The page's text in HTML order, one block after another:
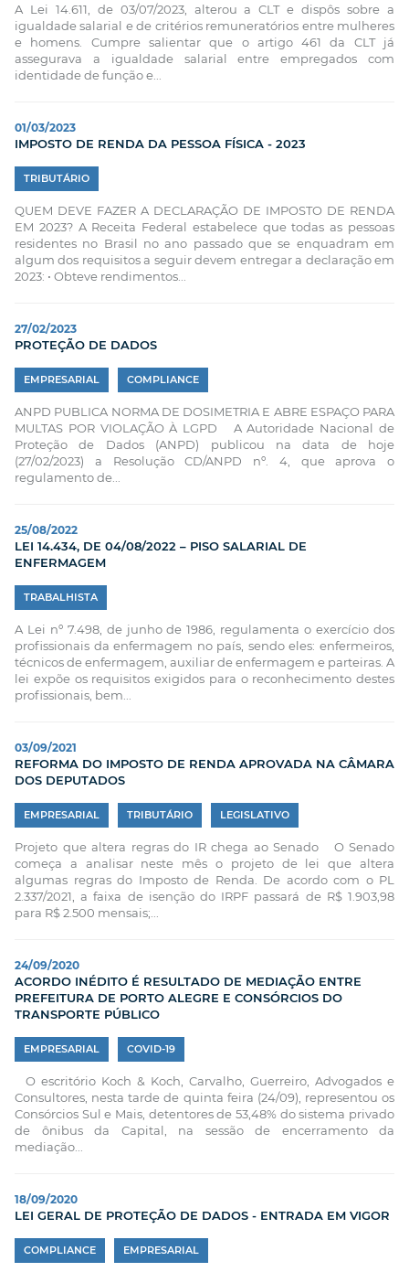
A Lei 14.611, de 03/07/2023, alterou a CLT e dispôs sobre a
igualdade salarial e de critérios remuneratórios entre mulheres
e homens. Cumpre salientar que o artigo 461 da CLT já
assegurava a igualdade salarial entre empregados com
identidade de função e...
01/03/2023
IMPOSTO DE RENDA DA PESSOA FÍSICA - 2023
TRIBUTÁRIO
QUEM DEVE FAZER A DECLARAÇÃO DE IMPOSTO DE RENDA
EM 2023? A Receita Federal estabelece que todas as pessoas
residentes no Brasil no ano passado que se enquadram em
algum dos requisitos a seguir devem entregar a declaração em
2023: • Obteve rendimentos...
27/02/2023
PROTEÇÃO DE DADOS
EMPRESARIAL COMPLIANCE
ANPD PUBLICA NORMA DE DOSIMETRIA E ABRE ESPAÇO PARA
MULTAS POR VIOLAÇÃO À LGPD A Autoridade Nacional de
Proteção de Dados (ANPD) publicou na data de hoje
(27/02/2023) a Resolução CD/ANPD nº. 4, que aprova o
regulamento de...
25/08/2022
LEI 14.434, DE 04/08/2022 – PISO SALARIAL DE
ENFERMAGEM
TRABALHISTA
A Lei nº 7.498, de junho de 1986, regulamenta o exercício dos
profissionais da enfermagem no país, sendo eles: enfermeiros,
técnicos de enfermagem, auxiliar de enfermagem e parteiras. A
lei expõe os requisitos exigidos para o reconhecimento destes
profissionais, bem...
03/09/2021
REFORMA DO IMPOSTO DE RENDA APROVADA NA CÂMARA
DOS DEPUTADOS
EMPRESARIAL TRIBUTÁRIO LEGISLATIVO
Projeto que altera regras do IR chega ao Senado O Senado
começa a analisar neste mês o projeto de lei que altera
algumas regras do Imposto de Renda. De acordo com o PL
2.337/2021, a faixa de isenção do IRPF passará de R$ 1.903,98
para R$ 2.500 mensais;...
24/09/2020
ACORDO INÉDITO É RESULTADO DE MEDIAÇÃO ENTRE
PREFEITURA DE PORTO ALEGRE E CONSÓRCIOS DO
TRANSPORTE PÚBLICO
EMPRESARIAL COVID-19
O escritório Koch & Koch, Carvalho, Guerreiro, Advogados e
Consultores, nesta tarde de quinta feira (24/09), representou os
Consórcios Sul e Mais, detentores de 53,48% do sistema privado
de ônibus da Capital, na sessão de encerramento da
mediação...
18/09/2020
LEI GERAL DE PROTEÇÃO DE DADOS - ENTRADA EM VIGOR
COMPLIANCE EMPRESARIAL